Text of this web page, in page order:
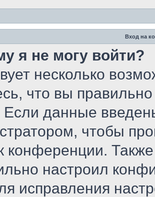
Вход на
я не могу войти?
несколько
что вы
Если данные
чтобы
конференции.
настроил
исправления